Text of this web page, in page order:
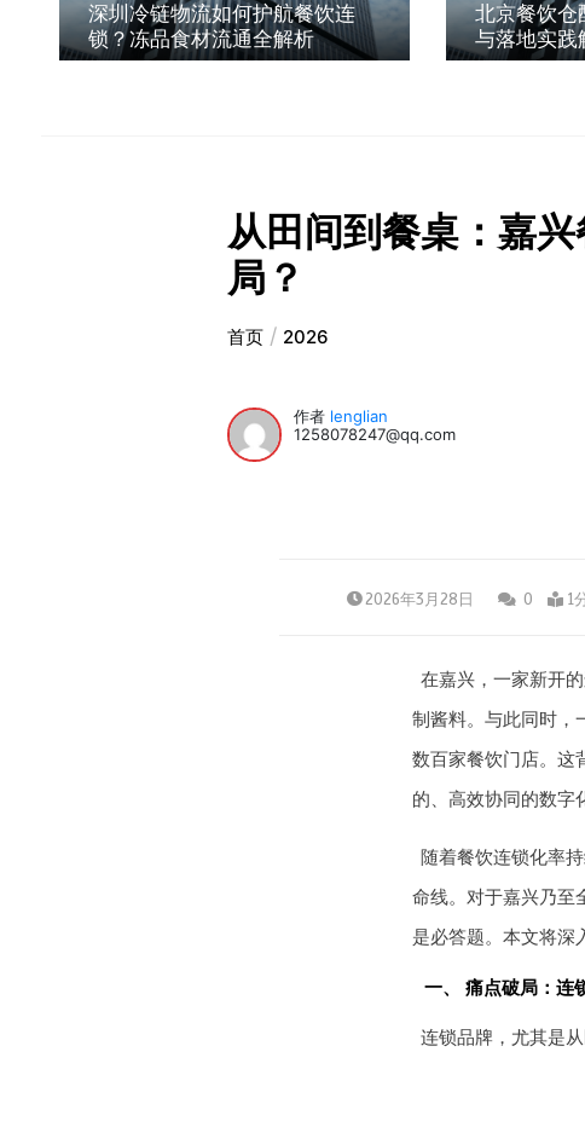
深圳冷链物流如何护航餐饮连
锁？冻品食材流通全解析
北京餐饮仓配
与落地实践解
从田间到餐桌：嘉
局？
首页 2026
作者 lenglian
1258078247@qq.com
2026年3月28日 0 1
在嘉兴，一家新开
制酱料。与此同时，
数百家餐饮门店。这
的、高效协同的数字
随着餐饮连锁化率
命线。对于嘉兴乃至
是必答题。本文将深
一、 痛点破局：连
连锁品牌，尤其是